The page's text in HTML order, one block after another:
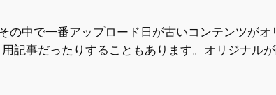
中で一番アップロード日が古いコンテンツがオ
記事だったりすることもあります。オリジナル